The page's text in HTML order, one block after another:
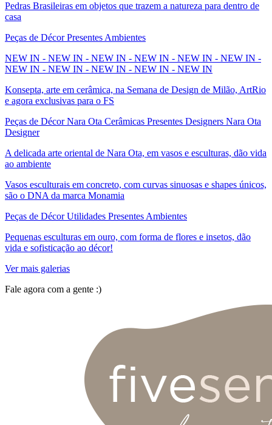
Pedras Brasileiras em objetos que trazem a natureza para dentro de
casa
Peças de Décor Presentes Ambientes
NEW IN - NEW IN - NEW IN - NEW IN - NEW IN - NEW IN -
NEW IN - NEW IN - NEW IN - NEW IN - NEW IN
Konsepta, arte em cerâmica, na Semana de Design de Milão, ArtRio
e agora exclusivas para o FS
Peças de Décor Nara Ota Cerâmicas Presentes Designers Nara Ota
Designer
A delicada arte oriental de Nara Ota, em vasos e esculturas, dão vida
ao ambiente
Vasos esculturais em concreto, com curvas sinuosas e shapes únicos,
são o DNA da marca Monamia
Peças de Décor Utilidades Presentes Ambientes
Pequenas esculturas em ouro, com forma de flores e insetos, dão
vida e sofisticação ao décor!
Ver mais galerias
Fale agora com a gente :)